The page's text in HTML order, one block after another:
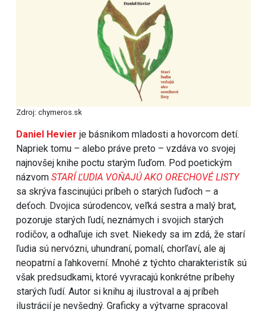
Zdroj: chymeros.sk
Daniel Hevier je básnikom mladosti a hovorcom detí.
Napriek tomu – alebo práve preto – vzdáva vo svojej
najnovšej knihe poctu starým ľuďom. Pod poetickým
názvom STARÍ ĽUDIA VOŇAJÚ AKO ORECHOVÉ LISTY
sa skrýva fascinujúci príbeh o starých ľuďoch – a
deťoch. Dvojica súrodencov, veľká sestra a malý brat,
pozoruje starých ľudí, neznámych i svojich starých
rodičov, a odhaľuje ich svet. Niekedy sa im zdá, že starí
ľudia sú nervózni, uhundraní, pomalí, chorľaví, ale aj
neopatrní a ľahkoverní. Mnohé z týchto charakteristík sú
však predsudkami, ktoré vyvracajú konkrétne príbehy
starých ľudí. Autor si knihu aj ilustroval a aj príbeh
ilustrácií je nevšedný. Graficky a výtvarne spracoval